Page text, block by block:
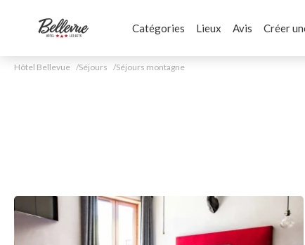
Catégories Lieux Avis Créer
Hôtel Bellevue Séjours Séjours montagne